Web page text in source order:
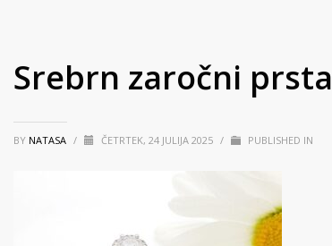
Srebrn zaročni
BY NATASA / ČETRTEK, 24 JULIJA 2025 / PUBLISHED IN